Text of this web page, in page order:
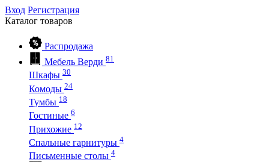
Вход Регистрация
Каталог товаров
Распродажа
Мебель Верди 81
Шкафы 30
Комоды 24
Тумбы 18
Гостиные 6
Прихожие 12
Спальные гарнитуры 4
Письменные столы 4